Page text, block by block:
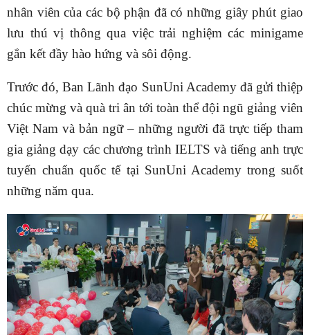
nhân viên của các bộ phận đã có những giây phút giao
lưu thú vị thông qua việc trải nghiệm các minigame
gắn kết đầy hào hứng và sôi động.
Trước đó, Ban Lãnh đạo SunUni Academy đã gửi thiệp
chúc mừng và quà tri ân tới toàn thể đội ngũ giảng viên
Việt Nam và bản ngữ – những người đã trực tiếp tham
gia giảng dạy các chương trình IELTS và tiếng anh trực
tuyến chuẩn quốc tế tại SunUni Academy trong suốt
những năm qua.